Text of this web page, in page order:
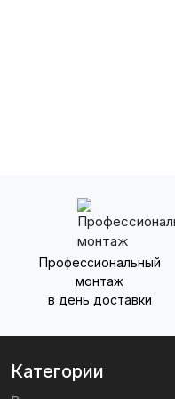
которые
размещаются в
Профессиональный
монтаж
в день доставки
Категории